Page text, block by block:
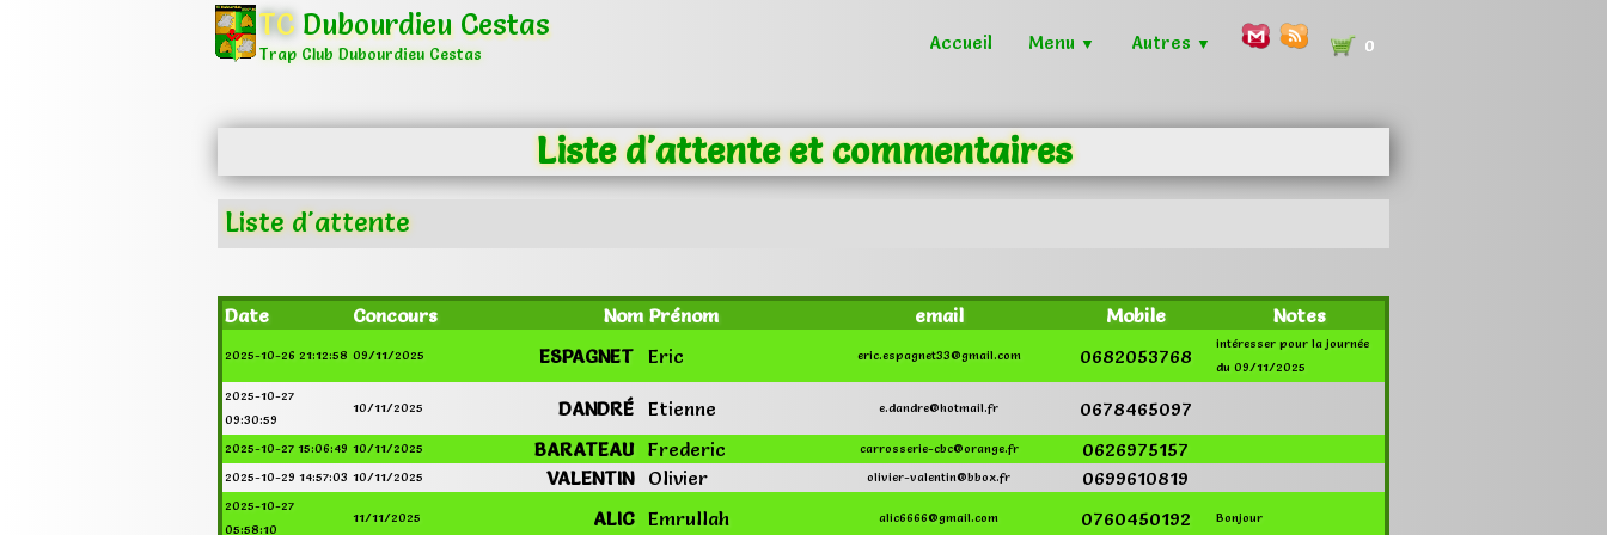
TC Dubourdieu Cestas
Trap Club Dubourdieu Cestas Accueil Menu ▼ Autres ▼ 0
Liste d'attente et commentaires
Liste d'attente
Date Concours Nom Prénom email Mobile Notes
2025-10-26 21:12:58 09/11/2025 ESPAGNET Eric eric.espagnet33@gmail.com 0682053768
intéresser pour la journée
du 09/11/2025
2025-10-27
09:30:59
10/11/2025 DANDRÉ Etienne e.dandre@hotmail.fr 0678465097
2025-10-27 15:06:49 10/11/2025 BARATEAU Frederic carrosserie-cbc@orange.fr 0626975157
2025-10-29 14:57:03 10/11/2025 VALENTIN Olivier olivier-valentin@bbox.fr 0699610819
2025-10-27
05:58:10
11/11/2025 ALIC Emrullah alic6666@gmail.com 0760450192 Bonjour